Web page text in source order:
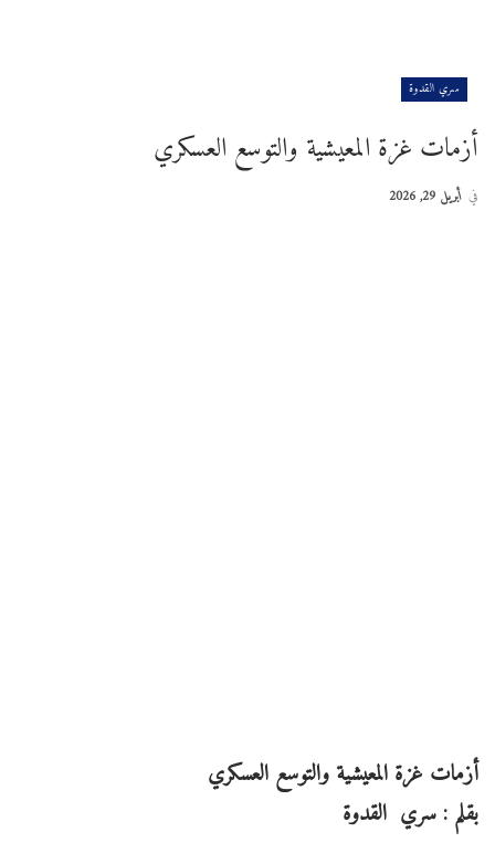
سري القدوة
أزمات غزة المعيشية والتوسع العسكري
في أبريل 29, 2026
أزمات غزة المعيشية والتوسع العسكري
بقلم : سري القدوة